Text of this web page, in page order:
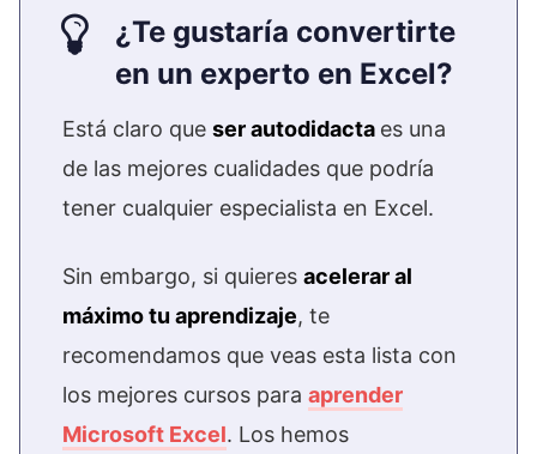
¿Te gustaría convertirte
en un experto en Excel?
Está claro que ser autodidacta es una
de las mejores cualidades que podría
tener cualquier especialista en Excel.
Sin embargo, si quieres acelerar al
máximo tu aprendizaje, te
recomendamos que veas esta lista con
los mejores cursos para aprender
Microsoft Excel. Los hemos